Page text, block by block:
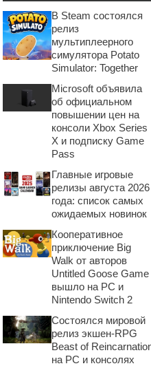
В Steam состоялся
релиз
мультиплеерного
симулятора Potato
Simulator: Together
Microsoft объявила
об официальном
повышении цен на
консоли Xbox Series
X и подписку Game
Pass
Главные игровые
релизы августа 2026
года: список самых
ожидаемых новинок
Кооперативное
приключение Big
Walk от авторов
Untitled Goose Game
вышло на PC и
Nintendo Switch 2
Состоялся мировой
релиз экшен-RPG
Beast of
на PC и консолях